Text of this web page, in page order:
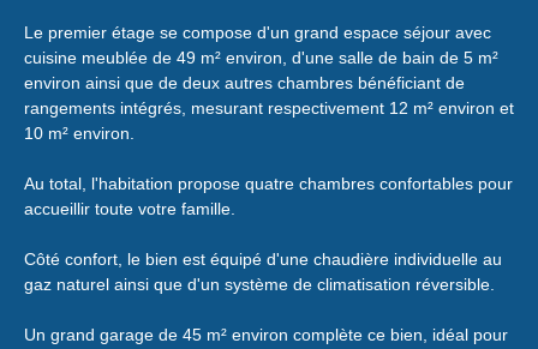
Le premier étage se compose d'un grand espace séjour avec
cuisine meublée de 49 m² environ, d'une salle de bain de 5 m²
environ ainsi que de deux autres chambres bénéficiant de
rangements intégrés, mesurant respectivement 12 m² environ et
10 m² environ.
Au total, l'habitation propose quatre chambres confortables pour
accueillir toute votre famille.
Côté confort, le bien est équipé d'une chaudière individuelle au
gaz naturel ainsi que d'un système de climatisation réversible.
Un grand garage de 45 m² environ complète ce bien, idéal pour